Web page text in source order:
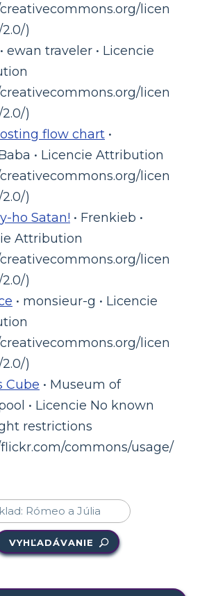
licen
)
• ewan traveler • Licencie
licen
)
flow chart •
• Licencie Attribution
licen
)
ho Satan! • Frenkieb •
Attribution
licen
)
• monsieur-g • Licencie
licen
)
Cube • Museum of
• Licencie No known
restrictions
commons/usage/
VYHĽADÁVANIE